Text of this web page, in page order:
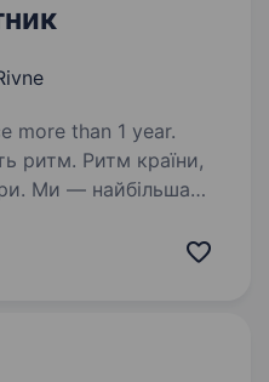
more than 1 year.
ритм. Ритм країни,
700 сучасних